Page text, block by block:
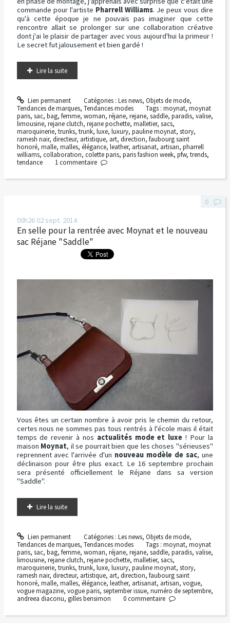
commande pour l'artiste Pharrell Williams. Je peux vous dire
qu'à cette époque je ne pouvais pas imaginer que cette
rencontre allait se prolonger sur une collaboration créative
dont j'ai le plaisir de partager avec vous aujourd'hui la primeur !
Le secret fut jalousement et bien gardé !
Lire la suite
Lien permanent Catégories : Les news, Objets de mode,
Tendances de marques, Tendances modes Tags :moynat,moynat
paris, sac, bag, femme, woman, réjane, rejane, saddle, paradis, valise,
limousine, rejane clutch, rejane pochette, malletier, sacs,
maroquinerie, trunks, trunk, luxe, luxury, pauline moynat, story,
ramesh nair, directeur, artistique, art, direction, faubourg saint
honoré, malle, malles, élégance, leather, artisanat, artisan, pharrell
williams, collaboration, colette paris, paris fashion week, pfw, trends,
tendance
1commentaire
00h26 02 sept. 2014
En selle pour la rentrée avec Moynat et le nouveau
sac Réjane "Saddle"
Vous êtes un certain nombre à avoir pris le chemin du retour,
certes nous ne sommes pas tous rentrés à l'école mais il était
temps de revenir à nos actualités mode et luxe ! Pour la
maison Moynat, il se pourrait bien que les choses "sérieuses"
reprennent avec l'arrivée d'un nouveau modèle de sac, une
déclinaison pour être plus exact. Le 16 septembre prochain
sera présenté officiellement le Réjane dans sa version
"Saddle".
Lire la suite
Lien permanent Catégories : Les news, Objets de mode,
Tendances de marques, Tendances modes Tags :moynat,moynat
paris, sac, bag, femme, woman, réjane, rejane, saddle, paradis, valise,
limousine, rejane clutch, rejane pochette, malletier, sacs,
maroquinerie, trunks, trunk, luxe, luxury, pauline moynat, story,
ramesh nair, directeur, artistique, art, direction, faubourg saint
honoré, malle, malles, élégance, leather, artisanat, artisan, vogue,
vogue magazine, vogue paris, september issue, numéro de septembre,
andreea diaconu, gilles bensimon
0
0commentaire